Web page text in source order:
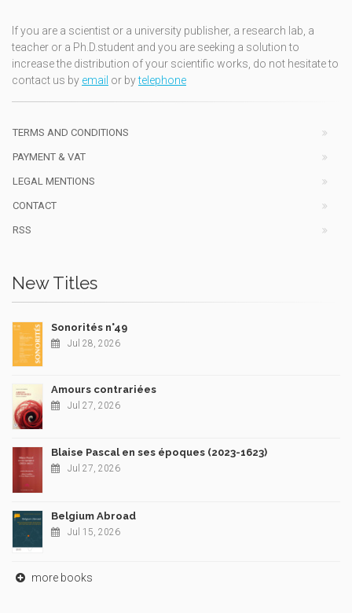
If you are a scientist or a university publisher, a research lab, a
teacher or a Ph.D.student and you are seeking a solution to
increase the distribution of your scientific works, do not hesitate to
contact us by email or bytelephone
TERMS AND CONDITIONS
PAYMENT & VAT
LEGAL MENTIONS
CONTACT
RSS
New Titles
Sonorités n°49
Jul 28, 2026
Amours contrariées
Jul 27, 2026
Blaise Pascal en ses époques (2023-1623)
Jul 27, 2026
Belgium Abroad
Jul 15, 2026
more books